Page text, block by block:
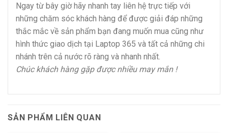
Ngay từ bây giờ hãy nhanh tay liên hệ trực tiếp với
những chăm sóc khách hàng để được giải đáp những
thắc mắc về sản phẩm bạn đang muốn mua cũng như
hình thức giao dịch tại Laptop 365 và tất cả những chi
nhánh trên cả nước rõ ràng và nhanh nhất.
Chúc khách hàng gặp được nhiều may mắn !
SẢN PHẨM LIÊN QUAN